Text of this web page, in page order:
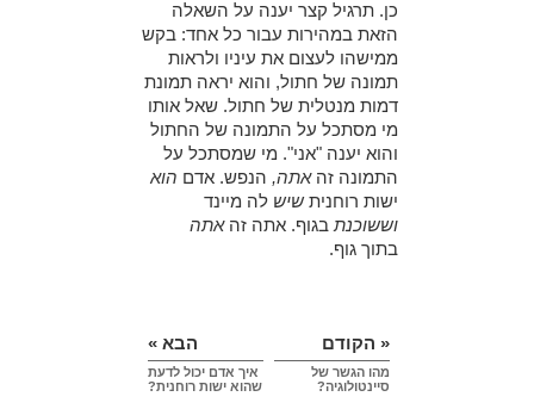
כן. תרגיל קצר יענה על השאלה
הזאת במהירות עבור כל אחד: בקש
ממישהו לעצום את עיניו ולראות
תמונה של חתול, והוא יראה תמונת
דמות מנטלית של חתול. שאל אותו
מי מסתכל על התמונה של החתול
והוא יענה "אני". מי שמסתכל על
התמונה זהאתה, הנפש. אדם הוא
ישות רוחניתשיש לה מיינד
וששוכנת בגוף. אתה זהאתה
בתוך גוף.
« הקודם
מהו הגשר של
סיינטולוגיה?
הבא »
איך אדם יכול לדעת
שהוא ישות רוחנית?